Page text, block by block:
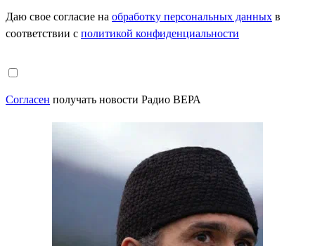
Даю свое согласие на обработку персональных данных в
соответствии с политикой конфиденциальности
Согласен получать новости Радио ВЕРА